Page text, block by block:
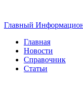
Главный
Главная
Новости
Справочник
Статьи